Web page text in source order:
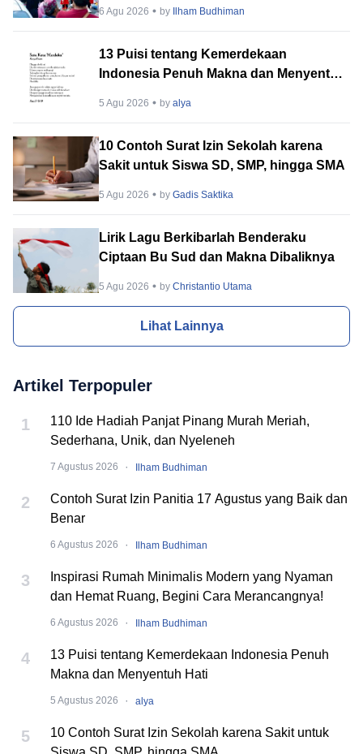
6 Agu 2026 by Ilham Budhiman
13 Puisi tentang Kemerdekaan
Indonesia Penuh Makna dan Menyentuh
5 Agu 2026 byalya
10 Contoh Surat Izin Sekolah karena
Sakit untuk Siswa SD, SMP, hingga SMA
5 Agu 2026 byGadis Saktika
Lirik Lagu Berkibarlah Benderaku
Ciptaan Bu Sud dan Makna Dibaliknya
5 Agu 2026 byChristantio Utama
Lihat Lainnya
Artikel Terpopuler
1
110 Ide Hadiah Panjat Pinang Murah Meriah,
Sederhana, Unik, dan Nyeleneh
7 Agustus 2026 · Ilham Budhiman
2
Contoh Surat Izin Panitia 17 Agustus yang Baik dan
Benar
6 Agustus 2026 · Ilham Budhiman
3
Inspirasi Rumah Minimalis Modern yang Nyaman
dan Hemat Ruang, Begini Cara Merancangnya!
6 Agustus 2026 · Ilham Budhiman
4
13 Puisi tentang Kemerdekaan Indonesia Penuh
Makna dan Menyentuh Hati
5 Agustus 2026 · alya
5
10 Contoh Surat Izin Sekolah karena Sakit untuk